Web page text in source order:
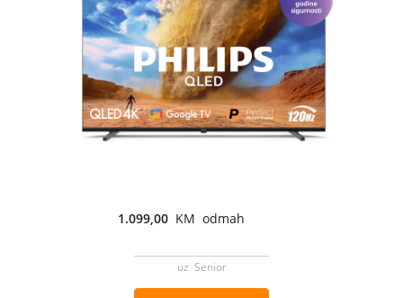
1.099,00 KM odmah
uz Senior